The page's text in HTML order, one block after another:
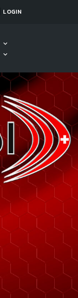
VIVA OPEN
LOGIN